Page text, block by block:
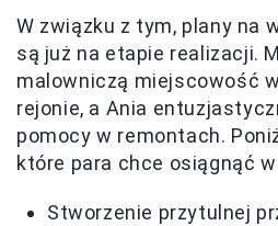
W związku z tym, plany na
są już na etapie realizacji.
malowniczą miejscowość
rejonie, a Ania
pomocy w remontach.
które para chce osiągnąć
Stworzenie przytulnej